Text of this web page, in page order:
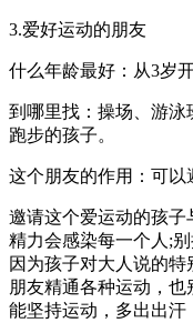
3.爱好运动的朋友
什么年龄最好：从3岁
到哪里找：操场、游泳
跑步的孩子。
这个朋友的作用：可以
邀请这个爱运动的孩
精力会感染每一个人;
因为孩子对大人说的
朋友精通各种运动，
能坚持运动，多出出汗